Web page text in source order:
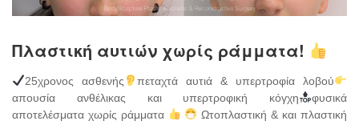
Πλαστική αυτιών χωρίς ράμματα!
25χρονος ασθενής
πεταχτά αυτιά & υπερτροφία λοβού
απουσία ανθέλικας και υπερτροφική κόγχη
φυσικά
αποτελέσματα χωρίς ράμματα
Ωτοπλαστική & και πλαστική